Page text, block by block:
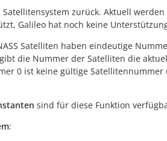
zurück. Aktuell werden
Galileo hat noch keine
Satelliten haben eindeutige
die Nummer der Satelliten die
0 ist keine gültige Satellitennummer
sind für diese Funktion
: